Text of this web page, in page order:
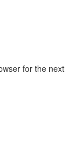
for the next